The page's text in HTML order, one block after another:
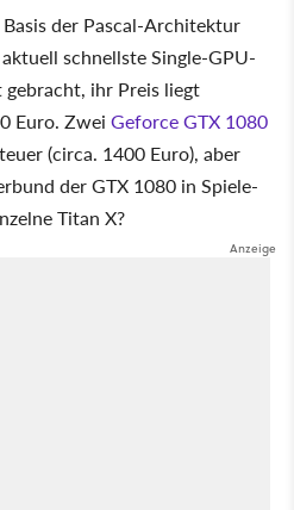
der Pascal-Architektur
schnellste Single-GPU-
ihr Preis liegt
Euro. Zwei Geforce GTX 1080
(circa. 1400 Euro), aber
der GTX 1080 in Spiele-
Titan X?